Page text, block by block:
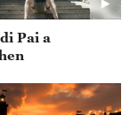
Pai a